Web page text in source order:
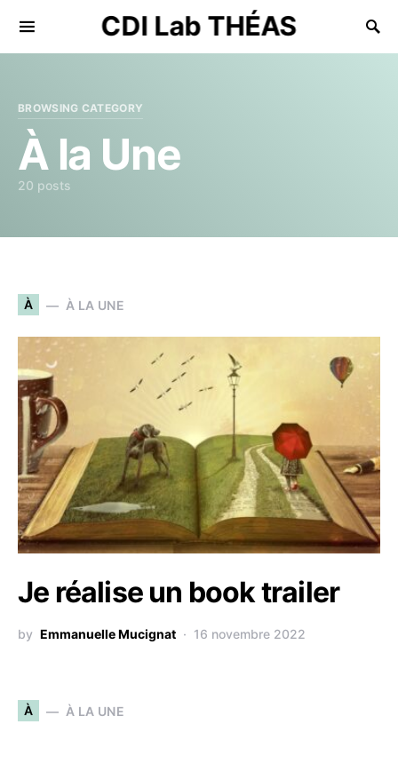
CDI Lab THÉAS
Search for:
BROWSING CATEGORY
À la Une
20 posts
À À LA UNE
Je réalise un book trailer
by Emmanuelle Mucignat 16 novembre 2022
À À LA UNE